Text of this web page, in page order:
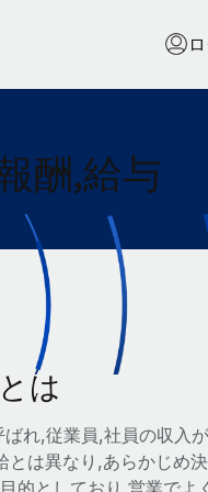
酬,給与
は
れ,従業員,社員の収入
は異なり,あらかじめ
的としており,営業でよ